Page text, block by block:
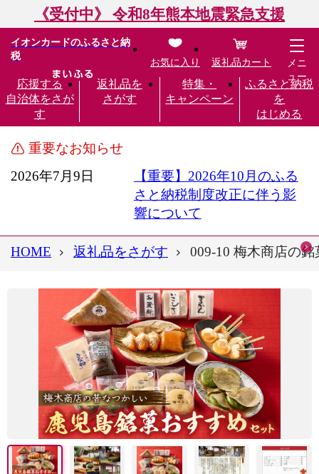
《受付中》 令和8年熊本地震緊急支援
イオンカードのふるさと納
税
応援する
自治体をさが
す
返礼品を
さがす
特集・
キャンペーン
ふるさと納税
を
はじめる
お気に入り 返礼品カート
メニ
ュー
重要なお知らせ
2026年7月9日
【重要】2026年10月のふる
さと納税制度改正に伴う影
響について
HOME 返礼品をさがす 009-10 梅木商店の